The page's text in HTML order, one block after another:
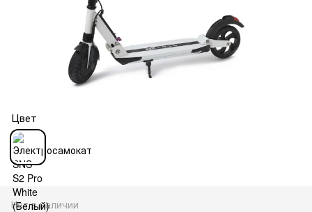
Цвет
Нет в наличии